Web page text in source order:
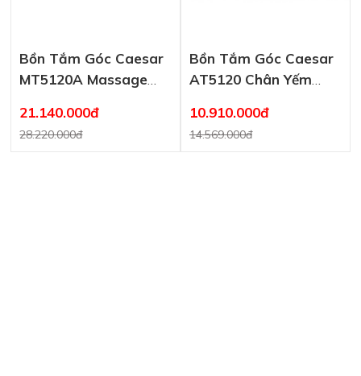
Bồn Tắm Góc Caesar
MT5120A Massage
21.140.000đ
28.220.000đ
Bồn Tắm Góc Caesar
AT5120 Chân Yếm
10.910.000đ
14.569.000đ